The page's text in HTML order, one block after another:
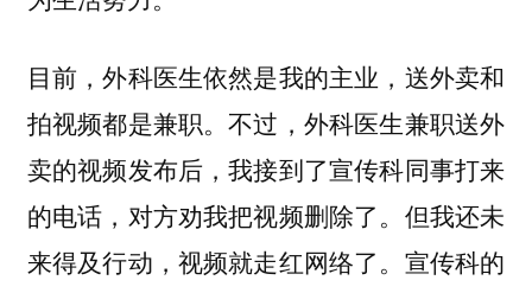
目前，外科医生依然是我的主业，送外卖和
拍视频都是兼职。不过，外科医生兼职送外
卖的视频发布后，我接到了宣传科同事打来
的电话，对方劝我把视频删除了。但我还未
来得及行动，视频就走红网络了。宣传科的